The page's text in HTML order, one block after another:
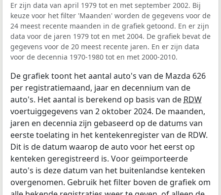
Er zijn data van april 1979 tot en met september 2002. Bij
keuze voor het filter 'Maanden' worden de gegevens voor de
24 meest recente maanden in de grafiek getoond. En er zijn
data voor de jaren 1979 tot en met 2004. De grafiek bevat de
gegevens voor de 20 meest recente jaren. En er zijn data
voor de decennia 1970-1980 tot en met 2000-2010.
De grafiek toont het aantal auto's van de Mazda 626
per registratiemaand, jaar en decennium van de
auto's. Het aantal is berekend op basis van de RDW
voertuiggegevens van 2 oktober 2024. De maanden,
jaren en decennia zijn gebaseerd op de datums van
eerste toelating in het kentekenregister van de RDW.
Dit is de datum waarop de auto voor het eerst op
kenteken geregistreerd is. Voor geïmporteerde
auto's is deze datum van het buitenlandse kenteken
overgenomen. Gebruik het filter boven de grafiek om